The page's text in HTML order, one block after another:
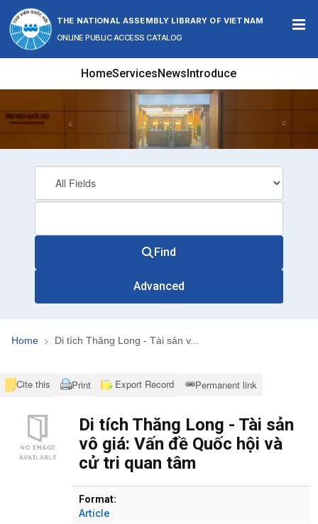
Skip to content
THE NATIONAL ASSEMBLY LIBRARY OF VIETNAM
ONLINE PUBLIC ACCESS CATALOG
HomeServicesNewsIntroduce
Find
Advanced
Home Di tích Thăng Long - Tài sản v...
Cite this Print Export Record Permanent link
Di tích Thăng Long - Tài sản
vô giá: Vấn đề Quốc hội và
cử tri quan tâm
Format:
Article